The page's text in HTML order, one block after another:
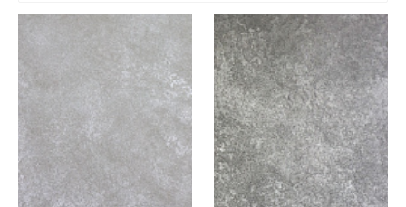
ПЕСОК
ОБЪЁМНЫЕ ФАКТУРЫ 3
ДАМАСК
ШЁЛК 15